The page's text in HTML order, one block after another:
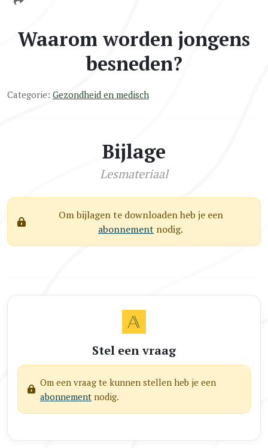
Waarom worden jongens
besneden?
Categorie: Gezondheid en medisch
Bijlage
Lesmateriaal
Om bijlagen te downloaden heb je een
abonnement nodig.
Stel een vraag
Om een vraag te kunnen stellen heb je een
abonnement nodig.